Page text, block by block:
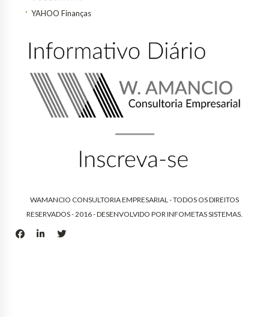
YAHOO Finanças
WAMANCIO CONSULTORIA EMPRESARIAL - TODOS OS DIREITOS
RESERVADOS - 2016 - DESENVOLVIDO PORINFOMETAS SISTEMAS.